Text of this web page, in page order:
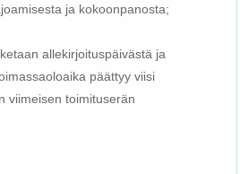
ja kokoonpanosta;
allekirjoituspäivästä ja
päättyy viisi
viimeisen toimituserän